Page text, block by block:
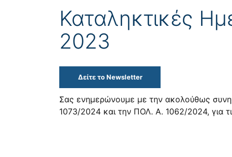
Καταληκτικές
2023
Δείτε το Newsletter
Σας ενημερώνουμε με την ακολούθως
1073/2024 και την ΠΟΛ. Α. 1062/2024, για